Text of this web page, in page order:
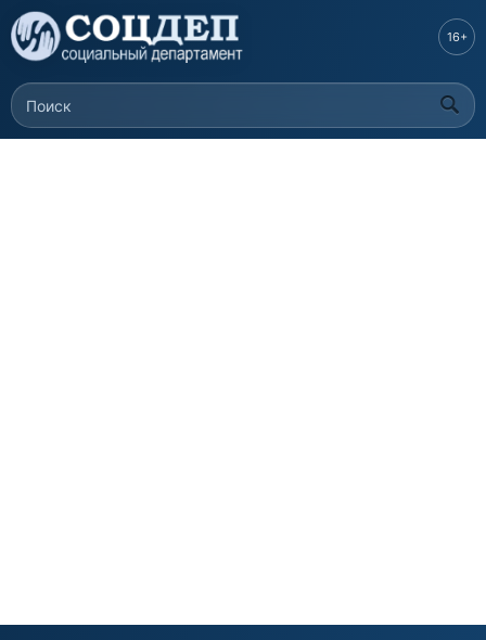
Перейти к
основному
содержанию
Форма поиска
Поиск
16+